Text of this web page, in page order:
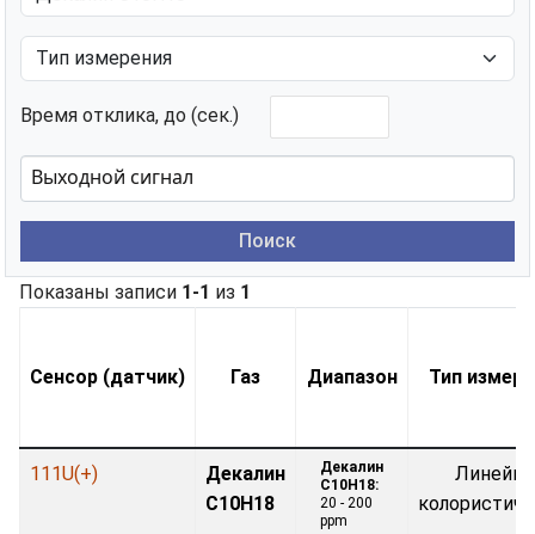
Время отклика, до (сек.)
Поиск
Показаны записи 1-1 из 1
Сенсор (датчик) Газ Диапазон Тип
111U(+)
Декалин
C10H18
Декалин
C10H18:
20 - 200
ppm